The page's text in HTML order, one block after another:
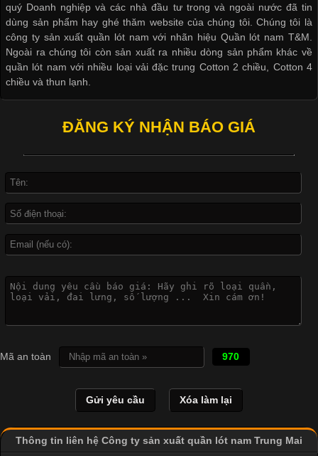
Công Nghệ In Chuyển Nhiệt Trong Ngành Thời Trang Hiện
Cập nhật 2026-04-21 15:41:03
In Chuyển Nhiệt Là Gì? Công Nghệ In Hiện Đại Trong Ngành
là một trong những công nghệ phổ biến nhờ khả năng tạo ra
dụng rộng rãi trong sản xuất áo thun, đồ thể thao
Vì Sao Cơ Sở Sản Xuất Quần Lót Nam Ưa Chuộng Vải
Cotton?
Vải cotton là một trong những chất liệu được sử dụng rộng rãi
và thấm hút mồ hôi tốt. Đây cũng là loại vải được nhiều công ty
sản xuất quần lót nam lựa chọn để tạo ra các sản phẩm chất
quý Doanh nghiệp và các nhà đầu tư trong và ngoài nước đã tin
dùng sản phẩm hay ghé thăm website của chúng tôi. Chúng tôi là
công ty sản xuất quần lót nam với nhãn hiệu Quần lót nam T&M.
Ngoài ra chúng tôi còn sản xuất ra nhiều dòng sản phẩm khác về
quần lót nam với nhiều loại vải đặc trung Cotton 2 chiều, Cotton 4
chiều và thun lạnh.
ĐĂNG KÝ NHẬN BÁO GIÁ
Mã an toàn 970
Thông tin liên hệ Công ty sản xuất quần lót nam Trung Mai